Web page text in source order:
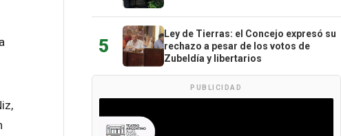
5
Ley de Tierras: el Concejo expresó su
rechazo a pesar de los votos de
Zubeldía y libertarios
PUBLICIDAD